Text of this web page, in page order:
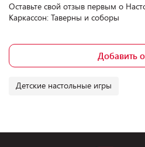
Оставьте свой отзыв первым о
Каркассон: Таверны и соборы
Добавить
Детские настольные игры